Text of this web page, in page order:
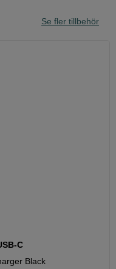
Se fler tillbehör
C
Black